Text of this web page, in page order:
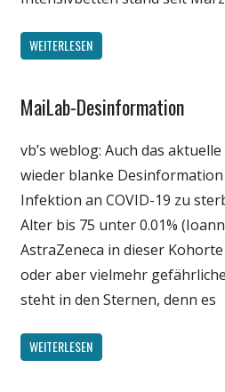
WEITERLESEN
Gesellschaft
Politik
Wirtschaft
Wissenschaft
MaiLab-Desinformation
vb’s weblog: Auch das
wieder blanke Desinformation
Infektion an COVID-19 zu
Alter bis 75 unter 0.01%
AstraZeneca in dieser
oder aber vielmehr
steht in den Sternen, denn es
WEITERLESEN